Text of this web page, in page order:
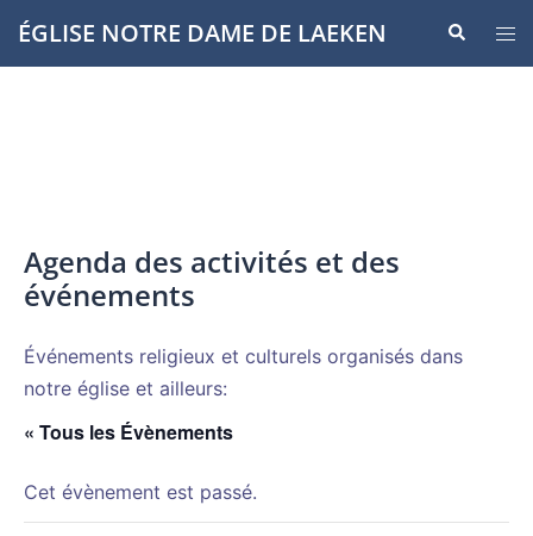
Aller
auÉGLISE NOTRE DAME DE LAEKEN
le
Agenda des activités et des
événements
Événements religieux et culturels organisés dans
notre église et ailleurs:
« Tous les Évènements
Cet évènement est passé.